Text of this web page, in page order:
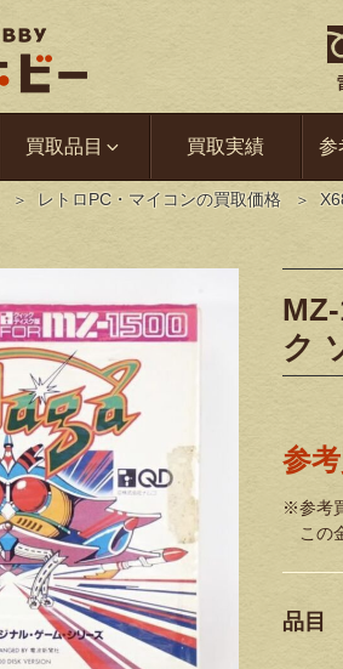
買取品目 買取実績 参
レトロPC・マイコンの買取価格
ク
参
※参考
この
品目